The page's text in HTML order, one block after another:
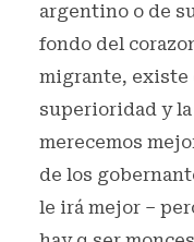
argentino o de
fondo del
migrante, existe
superioridad y
merecemos
de los
le irá mejor –